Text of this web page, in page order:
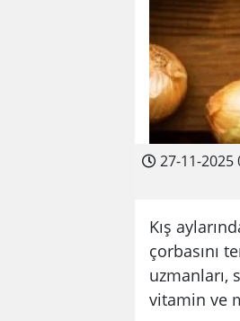
27-11-2025
Kış
çorbasını
uzmanları,
vitamin ve